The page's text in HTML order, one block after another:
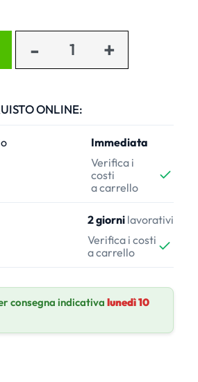
ONLINE:
Immediata
Verifica i
costi
a carrello
2 giorni lavorativi
Verifica i costi
a carrello
consegna indicativa lunedì 10